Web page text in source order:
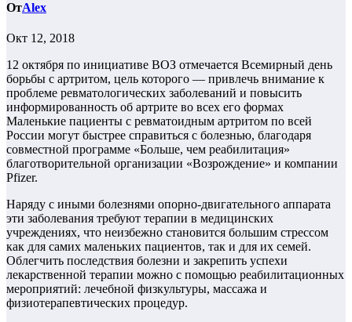
ОтAlex
Окт 12, 2018
12 октября по инициативе ВОЗ отмечается Всемирный день
борьбы с артритом, цель которого — привлечь внимание к
проблеме ревматологических заболеваний и повысить
информированность об артрите во всех его формах
Маленькие пациенты с ревматоидным артритом по всей
России могут быстрее справиться с болезнью, благодаря
совместной программе «Больше, чем реабилитация»
благотворительной организации «Возрождение» и компании
Pfizer.
Наряду с иными болезнями опорно-двигательного аппарата
эти заболевания требуют терапии в медицинских
учреждениях, что неизбежно становится большим стрессом
как для самих маленьких пациентов, так и для их семей.
Облегчить последствия болезни и закрепить успехи
лекарственной терапии можно с помощью реабилитационных
мероприятий: лечебной физкультуры, массажа и
физиотерапевтических процедур.